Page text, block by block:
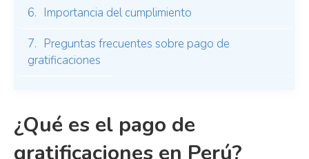
Importancia del cumplimiento
Preguntas frecuentes sobre pago de
gratificaciones
¿Qué es el pago de
gratificaciones en Perú?